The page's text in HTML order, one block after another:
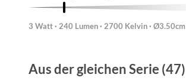
3 Watt · 240 Lumen · 2700 Kelvin · Ø3.50cm
Aus der gleichen Serie (47)